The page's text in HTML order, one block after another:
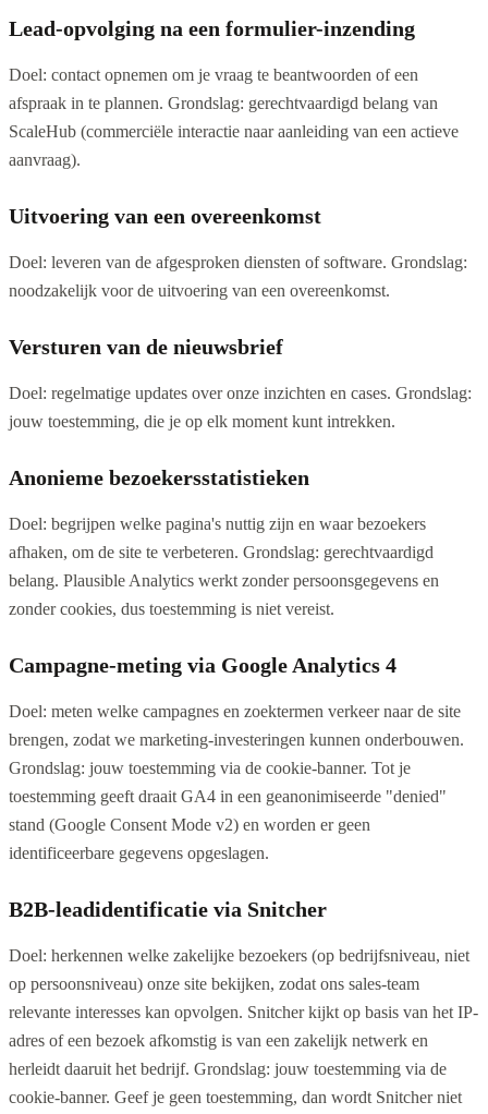
Lead-opvolging na een formulier-inzending
Doel: contact opnemen om je vraag te beantwoorden of een
afspraak in te plannen. Grondslag: gerechtvaardigd belang van
ScaleHub (commerciële interactie naar aanleiding van een actieve
aanvraag).
Uitvoering van een overeenkomst
Doel: leveren van de afgesproken diensten of software. Grondslag:
noodzakelijk voor de uitvoering van een overeenkomst.
Versturen van de nieuwsbrief
Doel: regelmatige updates over onze inzichten en cases. Grondslag:
jouw toestemming, die je op elk moment kunt intrekken.
Anonieme bezoekersstatistieken
Doel: begrijpen welke pagina's nuttig zijn en waar bezoekers
afhaken, om de site te verbeteren. Grondslag: gerechtvaardigd
belang. Plausible Analytics werkt zonder persoonsgegevens en
zonder cookies, dus toestemming is niet vereist.
Campagne-meting via Google Analytics 4
Doel: meten welke campagnes en zoektermen verkeer naar de site
brengen, zodat we marketing-investeringen kunnen onderbouwen.
Grondslag: jouw toestemming via de cookie-banner. Tot je
toestemming geeft draait GA4 in een geanonimiseerde "denied"
stand (Google Consent Mode v2) en worden er geen
identificeerbare gegevens opgeslagen.
B2B-leadidentificatie via Snitcher
Doel: herkennen welke zakelijke bezoekers (op bedrijfsniveau, niet
op persoonsniveau) onze site bekijken, zodat ons sales-team
relevante interesses kan opvolgen. Snitcher kijkt op basis van het IP-
adres of een bezoek afkomstig is van een zakelijk netwerk en
herleidt daaruit het bedrijf. Grondslag: jouw toestemming via de
cookie-banner. Geef je geen toestemming, dan wordt Snitcher niet